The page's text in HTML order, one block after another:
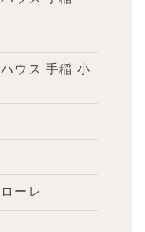
ウス 手稲 小
ーレ